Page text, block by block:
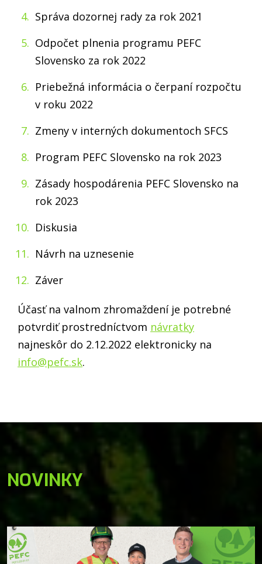
Správa dozornej rady za rok 2021
Odpočet plnenia programu PEFC
Slovensko za rok 2022
Priebežná informácia o čerpaní rozpočtu
v roku 2022
Zmeny v interných dokumentoch SFCS
Program PEFC Slovensko na rok 2023
Zásady hospodárenia PEFC Slovensko na
rok 2023
Diskusia
Návrh na uznesenie
Záver
Účasť na valnom zhromaždení je potrebné
potvrdiť prostredníctvom návratky
najneskôr do 2.12.2022 elektronicky na
info@pefc.sk.
NOVINKY